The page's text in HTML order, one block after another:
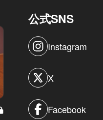
男と女の答えあわせ【A
公式SNS
Instagram
X
Facebook